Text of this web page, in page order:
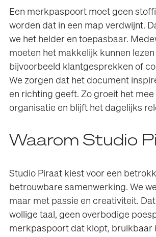
Een merkpaspoort moet geen
worden dat in een map verdwijnt.
we het helder en toepasbaar.
moeten het makkelijk kunnen
bijvoorbeeld klantgesprekken of
We zorgen dat het document
en richting geeft. Zo groeit het mee
organisatie en blijft het dagelijks
Waarom Studio
Studio Piraat kiest voor een
betrouwbare samenwerking. We
maar met passie en creativiteit.
wollige taal, geen overbodige
merkpaspoort dat klopt, bruikbaar